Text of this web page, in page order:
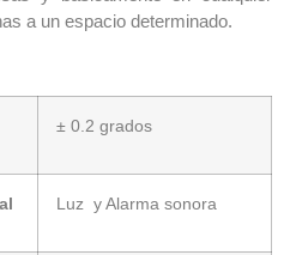
a un espacio determinado.
± 0.2 grados
Luz y Alarma sonora